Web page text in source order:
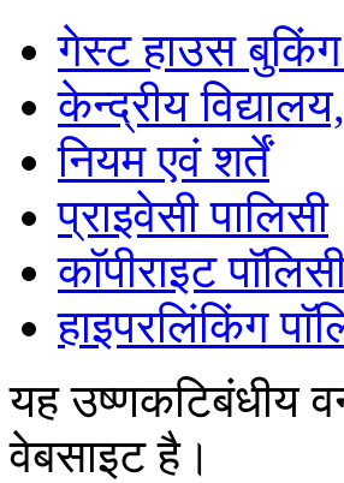
गेस्ट हाउस बुकिंग
केन्द्रीय
नियम एवं शर्तें
प्राइवेसी पालिसी
काॅपीराइट
हाइपरलिंकिंग
यह उष्णकटिबंधीय
वेबसाइट है।